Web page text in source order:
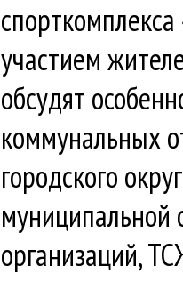
участием
обсудят
коммунальных
городского
муниципальной
организаций,